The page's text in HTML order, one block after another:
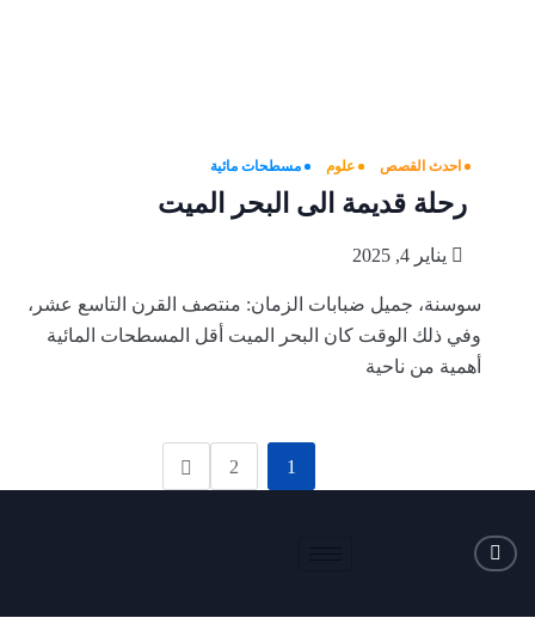
احدث القصص علوم مسطحات مائية
رحلة قديمة الى البحر الميت
يناير 4, 2025
سوسنة، جميل ضبابات الزمان: منتصف القرن التاسع عشر،
وفي ذلك الوقت كان البحر الميت أقل المسطحات المائية
أهمية من ناحية
1
2